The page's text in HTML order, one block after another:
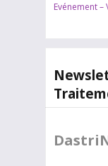
Evénement –